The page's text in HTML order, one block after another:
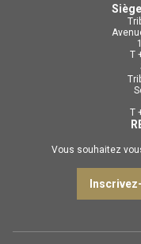
T
T
Vous souhaitez